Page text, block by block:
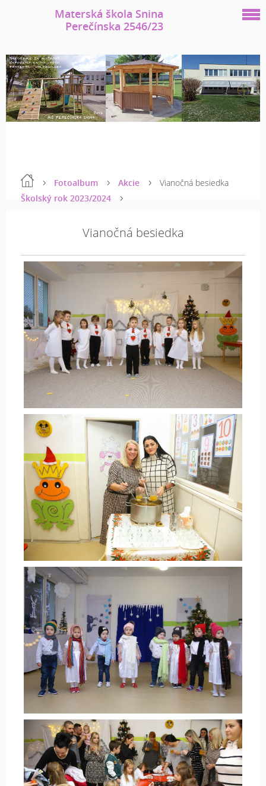
Materská škola Snina
Perečínska 2546/23
Fotoalbum
Akcie
Školský rok 2023/2024
Vianočná besiedka
Vianočná besiedka